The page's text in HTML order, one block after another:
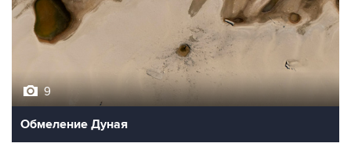
Обмеление Дуная